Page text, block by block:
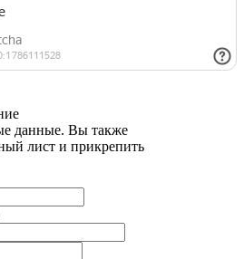
данные. Вы также
лист и прикрепить